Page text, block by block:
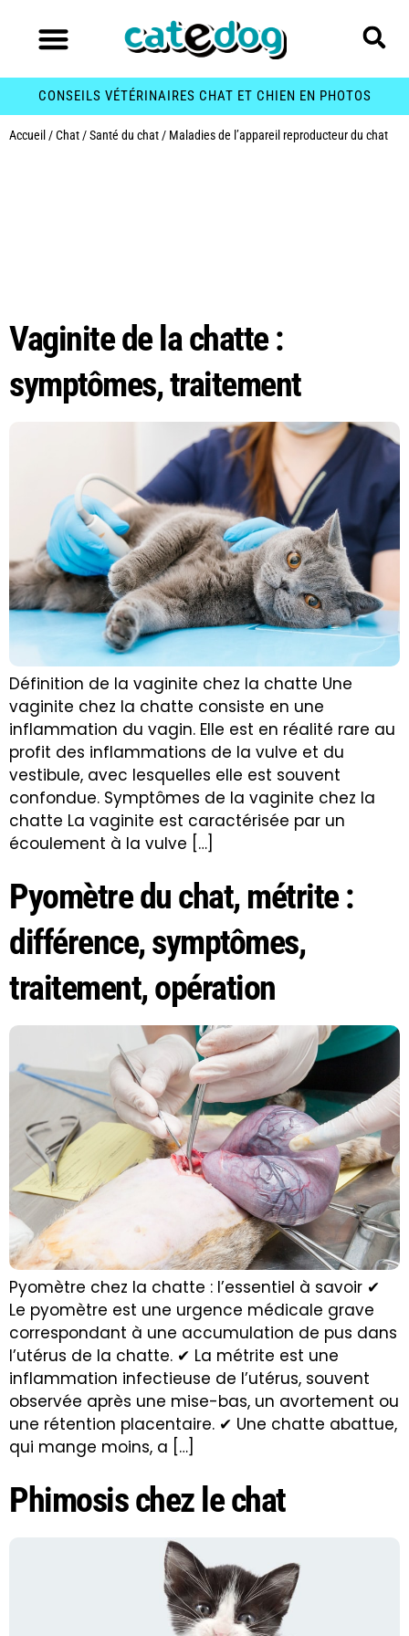
CONSEILS VÉTÉRINAIRES CHAT ET CHIEN EN PHOTOS
Accueil /Chat /Santé du chat / Maladies de l’appareil reproducteur du chat
Vaginite de la chatte :
symptômes, traitement
Définition de la vaginite chez la chatte Une
vaginite chez la chatte consiste en une
inflammation du vagin. Elle est en réalité rare au
profit des inflammations de la vulve et du
vestibule, avec lesquelles elle est souvent
confondue. Symptômes de la vaginite chez la
chatte La vaginite est caractérisée par un
écoulement à la vulve […]
Pyomètre du chat, métrite :
différence, symptômes,
traitement, opération
Pyomètre chez la chatte : l’essentiel à savoir ✔
Le pyomètre est une urgence médicale grave
correspondant à une accumulation de pus dans
l’utérus de la chatte. ✔ La métrite est une
inflammation infectieuse de l’utérus, souvent
observée après une mise-bas, un avortement ou
une rétention placentaire. ✔ Une chatte abattue,
qui mange moins, a […]
Phimosis chez le chat